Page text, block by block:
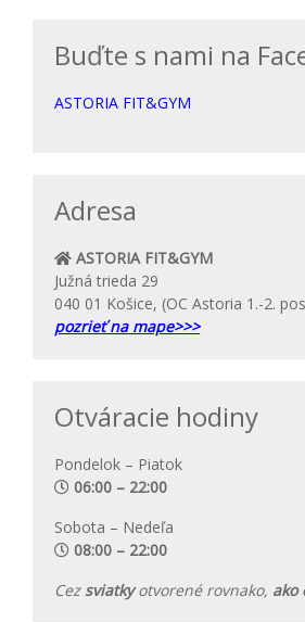
Buďte s nami na
ASTORIA FIT&GYM
Adresa
ASTORIA FIT&GYM
Južná trieda 29
040 01 Košice, (OC Astoria 1.-2.
pozrieť na mape>>>
Otváracie hodiny
Pondelok – Piatok
06:00 – 22:00
Sobota – Nedeľa
08:00 – 22:00
Cez sviatkyotvorené rovnako, ako